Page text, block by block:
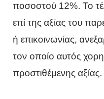
ποσοστού 12%. Το
επί της αξίας του
ή επικοινωνίας,
τον οποίο αυτός
προστιθέμενης αξίας.